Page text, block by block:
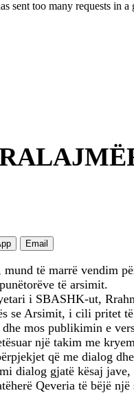
Email
të marrë vendim
të arsimit.
i SBASHK-ut,
se Arsimit, i cili pritet
mos publikimin e
një takim me
që me dialog
dialog gjatë kësaj
Qeveria të bëjë